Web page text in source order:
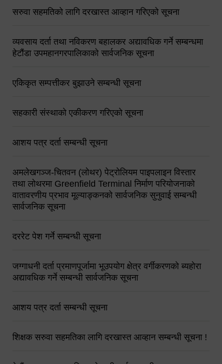
सरुवा सहमतिको लागि दरखास्त आव्हान गरिएको सूचना
व्यवसाय दर्ता तथा नविकरण बहालकर अद्यावधिक गर्ने सम्बन्धमा
हेटौंडा उपमहानगरपालिकाको सार्वजनिक सूचना
एकिकृत सम्पत्तीकर बुझाउने सम्बन्धी सूचना
सहकारी संस्थाको एकीकरण गरिएको सूचना
आशय पत्र दर्ता सम्बन्धी सूचना
अमलेखगञ्ज-चितवन (लोथर) पेट्रोलियम पाइपलाइन विस्तार
तथा लोथरमा Greenfield Terminal निर्माण परियोजनाको
वातावरणीय प्रभाव मूल्याङ्कनको सार्वजनिक सुनुवाई सम्बन्धी
सार्वजनिक सूचना
दररेट पेश गर्ने सम्बन्धी सूचना
जग्गाधनी दर्ता प्रमाणपूर्जामा भूउपयोग क्षेत्र वर्गीकरणको ब्यहोरा
अद्यावधिक गर्ने सम्बन्धी सार्वजनिक सूचना
आशय पत्र दर्ता सम्बन्धी सूचना
शिक्षक सरुवा सहमतिका लागि दरखास्त आव्हान सम्बन्धी सूचना !